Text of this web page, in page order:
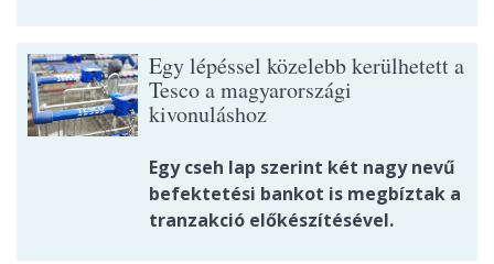
Egy lépéssel közelebb kerülhetett a
Tesco a magyarországi
kivonuláshoz
Egy cseh lap szerint két nagy nevű
befektetési bankot is megbíztak a
tranzakció előkészítésével.